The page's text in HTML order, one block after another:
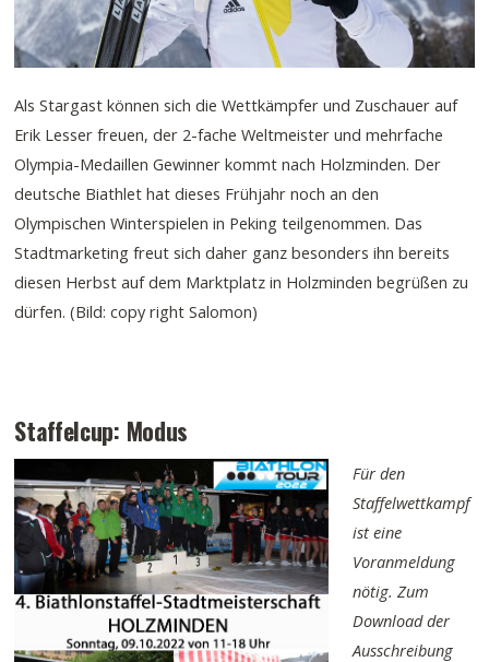
Als Stargast können sich die Wettkämpfer und Zuschauer auf
Erik Lesser freuen, der 2-fache Weltmeister und mehrfache
Olympia-Medaillen Gewinner kommt nach Holzminden. Der
deutsche Biathlet hat dieses Frühjahr noch an den
Olympischen Winterspielen in Peking teilgenommen. Das
Stadtmarketing freut sich daher ganz besonders ihn bereits
diesen Herbst auf dem Marktplatz in Holzminden begrüßen zu
dürfen. (Bild: copy right Salomon)
Staffelcup: Modus
Für den
Staffelwettkampf
ist eine
Voranmeldung
nötig. Zum
Download der
Ausschreibung